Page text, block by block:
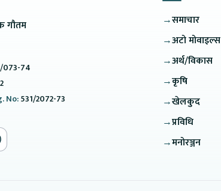
गौतम
073-74
No:531/2072-73
→समाचार
→अटो मोवाइल्स
→अर्थ/विकास
→कृषि
→खेलकुद
→प्रविधि
→मनोरञ्जन